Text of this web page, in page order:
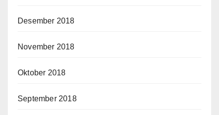
Desember 2018
November 2018
Oktober 2018
September 2018